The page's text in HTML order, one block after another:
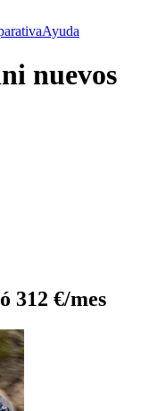
Ayuda
nuevos
312 €/mes